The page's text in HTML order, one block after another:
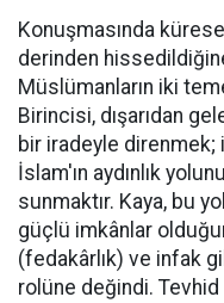
Konuşmasında
derinden
Müslümanların iki
Birincisi, dışarıdan
bir iradeyle direnmek;
İslam'ın aydınlık
sunmaktır. Kaya, bu
güçlü imkânlar
(fedakârlık) ve infak
rolüne değindi. Tevhid